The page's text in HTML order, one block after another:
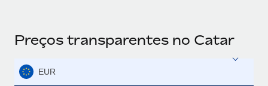
Preços transparentes no Catar
EUR